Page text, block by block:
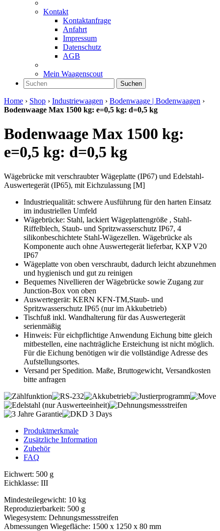
Kontakt
Kontaktanfrage
Anfahrt
Impressum
Datenschutz
AGB
Mein Waagenscout
Suchen
Home › Shop › Industriewaagen › Bodenwaage | Bodenwaagen ›
Bodenwaage Max 1500 kg: e=0,5 kg: d=0,5 kg
Bodenwaage Max 1500 kg:
e=0,5 kg: d=0,5 kg
Wägebrücke mit verschraubter Wägeplatte (IP67) und Edelstahl-
Auswertegerät (IP65), mit Eichzulassung [M]
Industriequalität: schwere Ausführung für den harten Einsatz
im industriellen Umfeld
Wägebrücke: Stahl, lackiert Wägeplattengröße , Stahl-
Riffelblech, Staub- und Spritzwasserschutz IP67, 4
silikonbeschichtete Stahl-Wägezellen. Wägebrücke als
Komponente auch ohne Auswertegerät lieferbar, KXP V20
IP67
Wägeplatte von oben verschraubt, dadurch leicht abzunehmen
und hygienisch und gut zu reinigen
Bequemes Nivellieren der Wägebrücke sowie Zugang zur
Junction-Box von oben
Auswertegerät: KERN KFN-TM,Staub- und
Spritzwasserschutz IP65 (nur im Akkubetrieb)
Tischfuß inkl. Wandhalterung für das Auswertegerät
serienmäßig
Hinweis: Für eichpflichtige Anwendung Eichung bitte gleich
mitbestellen, eine nachträgliche Ersteichung ist nicht möglich.
Für die Eichung benötigen wir die vollständige Adresse des
Aufstellungsortes.
Versand per Spedition. Maße, Bruttogewicht, Versandkosten
bitte anfragen
Produktmerkmale
Zusätzliche Information
Zubehör
FAQ
Eichwert: 500 g
Eichklasse: III
Mindesteilegewicht: 10 kg
Reproduzierbarkeit: 500 g
Wiegesystem: Dehnungsmessstreifen
Abmessungen Wiegefläche: 1500 x 1250 x 80 mm